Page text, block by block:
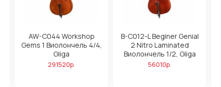
AW-C044 Workshop
Gems 1 Виолончель 4/4,
Gliga
291520р.
B-C012-L Beginer Genial
2 Nitro Laminated
Виолончель 1/2, Gliga
56010р.